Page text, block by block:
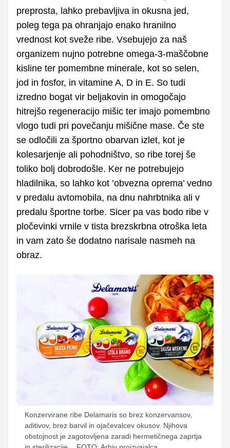
preprosta, lahko prebavljiva in okusna jed,
poleg tega pa ohranjajo enako hranilno
vrednost kot sveže ribe. Vsebujejo za naš
organizem nujno potrebne omega-3-maščobne
kisline ter pomembne minerale, kot so selen,
jod in fosfor, in vitamine A, D in E. So tudi
izredno bogat vir beljakovin in omogočajo
hitrejšo regeneracijo mišic ter imajo pomembno
vlogo tudi pri povečanju mišične mase. Če ste
se odločili za športno obarvan izlet, kot je
kolesarjenje ali pohodništvo, so ribe torej še
toliko bolj dobrodošle. Ker ne potrebujejo
hladilnika, so lahko kot ’obvezna oprema’ vedno
v predalu avtomobila, na dnu nahrbtnika ali v
predalu športne torbe. Sicer pa vas bodo ribe v
pločevinki vrnile v tista brezskrbna otroška leta
in vam zato še dodatno narisale nasmeh na
obraz.
Konzervirane ribe Delamaris so brez konzervansov,
aditivov, brez barvil in ojačevalcev okusov. Njihova
obstojnost je zagotovljena zaradi hermetičnega zaprtja